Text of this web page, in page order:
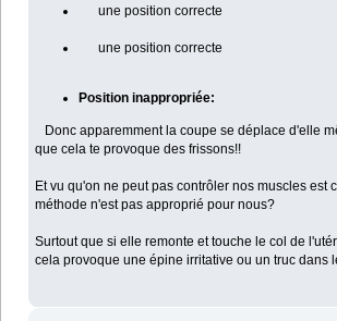
une position correcte
une position correcte
Position inappropriée:
Donc apparemment la coupe se déplace d'elle
que cela te provoque des frissons!!
Et vu qu'on ne peut pas contrôler nos muscles est
méthode n'est pas approprié pour nous?
Surtout que si elle remonte et touche le col de
cela provoque une épine irritative ou un truc dans